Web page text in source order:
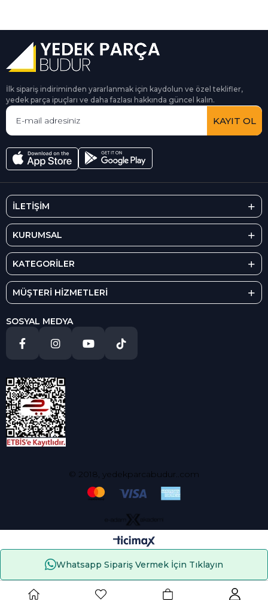
İlk sipariş indiriminden yararlanmak için kaydolun ve özel teklifler,
yedek parça ipuçları ve daha fazlası hakkında güncel kalın.
KAYIT OL
İLETİŞİM
KURUMSAL
KATEGORİLER
MÜŞTERİ HİZMETLERİ
SOSYAL MEDYA
© 2018, yedekparcabudur..com
Whatsapp Sipariş Vermek İçin Tıklayın
Çerez Kullanımı